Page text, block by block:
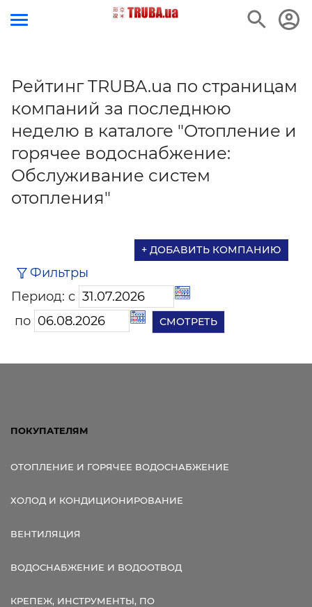
Рейтинг TRUBA.ua по страницам
компаний за последнюю
неделю в каталоге "Отопление и
горячее водоснабжение:
Обслуживание систем
отопления"
+ ДОБАВИТЬ КОМПАНИЮ
Фильтры
Период: с
по
ПОКУПАТЕЛЯМ
ОТОПЛЕНИЕ И ГОРЯЧЕЕ ВОДОСНАБЖЕНИЕ
ХОЛОД И КОНДИЦИОНИРОВАНИЕ
ВЕНТИЛЯЦИЯ
ВОДОСНАБЖЕНИЕ И ВОДООТВОД
КРЕПЕЖ, ИНСТРУМЕНТЫ, ПО